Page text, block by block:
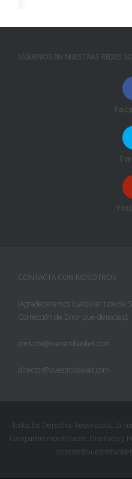
SÍGUENOS EN NUESTRAS REDES
CONTACTA CON NOSOTROS
(Agradeceremos cualquier tipo de
Corrección de Error que detectes):
contacto@vuestrobasket.com
director@vuestrobasket.com
Todos los Derechos Reservados. Si
Compartiremos Enlaces. Diseñado y